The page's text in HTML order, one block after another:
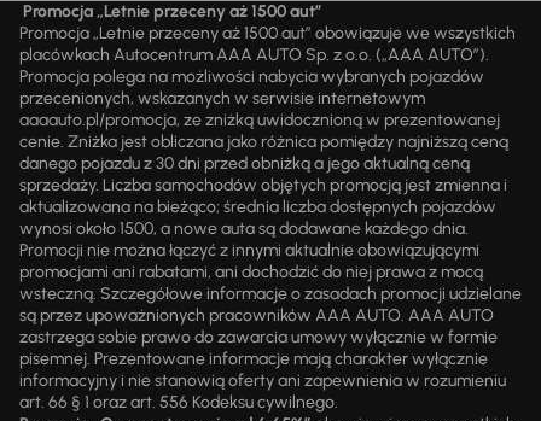
Promocja „Letnie przeceny aż 1500 aut”
Promocja „Letnie przeceny aż 1500 aut” obowiązuje we wszystkich
placówkach Autocentrum AAA AUTO Sp. z o.o. („AAA AUTO”).
Promocja polega na możliwości nabycia wybranych pojazdów
przecenionych, wskazanych w serwisie internetowym
aaaauto.pl/promocja, ze zniżką uwidocznioną w prezentowanej
cenie. Zniżka jest obliczana jako różnica pomiędzy najniższą ceną
danego pojazdu z 30 dni przed obniżką a jego aktualną ceną
sprzedaży. Liczba samochodów objętych promocją jest zmienna i
aktualizowana na bieżąco; średnia liczba dostępnych pojazdów
wynosi około 1500, a nowe auta są dodawane każdego dnia.
Promocji nie można łączyć z innymi aktualnie obowiązującymi
promocjami ani rabatami, ani dochodzić do niej prawa z mocą
wsteczną. Szczegółowe informacje o zasadach promocji udzielane
są przez upoważnionych pracowników AAA AUTO. AAA AUTO
zastrzega sobie prawo do zawarcia umowy wyłącznie w formie
pisemnej. Prezentowane informacje mają charakter wyłącznie
informacyjny i nie stanowią oferty ani zapewnienia w rozumieniu
art. 66 § 1 oraz art. 556 Kodeksu cywilnego.